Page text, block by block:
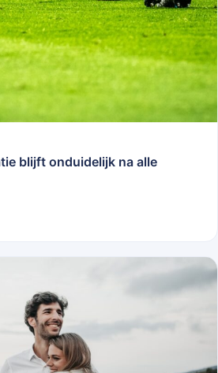
blijft onduidelijk na alle